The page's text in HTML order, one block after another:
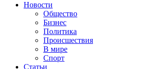
Новости
Общество
Бизнес
Политика
Происшествия
В мире
Спорт
Статьи